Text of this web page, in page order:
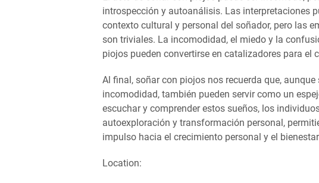
introspección y autoanálisis. Las interpretaciones
contexto cultural y personal del soñador, pero las
son triviales. La incomodidad, el miedo y la
piojos pueden convertirse en catalizadores para el
Al final, soñar con piojos nos recuerda que,
incomodidad, también pueden servir como un
escuchar y comprender estos sueños, los
autoexploración y transformación personal,
impulso hacia el crecimiento personal y el
Location: